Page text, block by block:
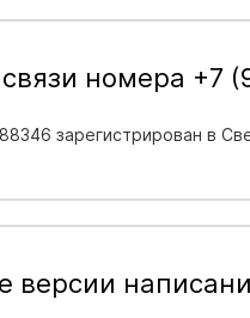
номера +7
зарегистрирован в
версии